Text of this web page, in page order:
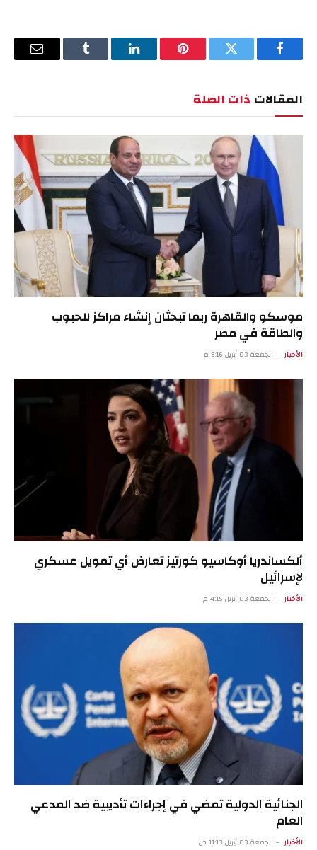
فيسبوك تويتر بينتيريستلينكدإن Tumblr
البريد
المقالات ذات الصلة
موسكو والقاهرة ربما تبحثان إنشاء مراكز للحبوب
والطاقة في مصر
الأخبار الجمعة 03 أبريل 9:16 م
ألكساندريا أوكاسيو كورتيز تعارض أي تمويل عسكري
لإسرائيل
الأخبار الجمعة 03 أبريل 4:15 م
الجنائية الدولية تمضي في إجراءات تأديبية ضد المدعي
العام
الأخبار الجمعة 03 أبريل 11:13 ص